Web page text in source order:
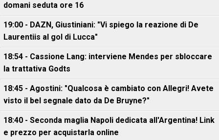
domani seduta ore 16
19:00 - DAZN, Giustiniani: "Vi spiego la reazione di De
Laurentiis al gol di Lucca"
18:54 - Cassione Lang: interviene Mendes per sbloccare
la trattativa Godts
18:45 - Agostini: "Qualcosa è cambiato con Allegri! Avete
visto il bel segnale dato da De Bruyne?"
18:40 - Seconda maglia Napoli dedicata all'Argentina! Link
e prezzo per acquistarla online